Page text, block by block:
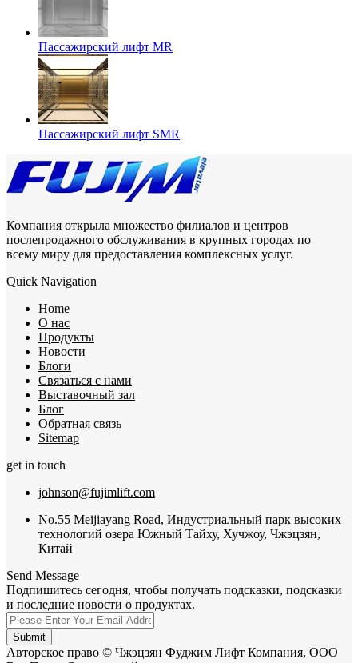
Пассажирский лифт MR
Пассажирский лифт SMR
Компания открыла множество филиалов и центров
послепродажного обслуживания в крупных городах по
всему миру для предоставления комплексных услуг.
Quick Navigation
Home
О нас
Продукты
Новости
Блоги
Связаться с нами
Выставочный зал
Блог
Обратная связь
Sitemap
get in touch
johnson@fujimlift.com
No.55 Meijiayang Road, Индустриальный парк высоких
технологий озера Южный Тайху, Хучжоу, Чжэцзян,
Китай
Send Message
Подпишитесь сегодня, чтобы получать подсказки, подсказки
и последние новости о продуктах.
Submit
Авторское право © Чжэцзян Фуджим Лифт Компания, ООО